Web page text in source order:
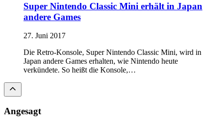
Super Nintendo Classic Mini erhält in Japan
andere Games
27. Juni 2017
Die Retro-Konsole, Super Nintendo Classic Mini, wird in
Japan andere Games erhalten, wie Nintendo heute
verkündete. So heißt die Konsole,…
Angesagt